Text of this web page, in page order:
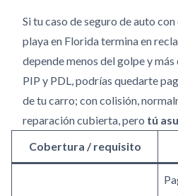
Si tu caso de seguro de auto
playa en Florida termina en
depende menos del golpe y
PIP y PDL, podrías quedarte
de tu carro; con colisión,
reparación cubierta, pero tú
Cobertura / requisito